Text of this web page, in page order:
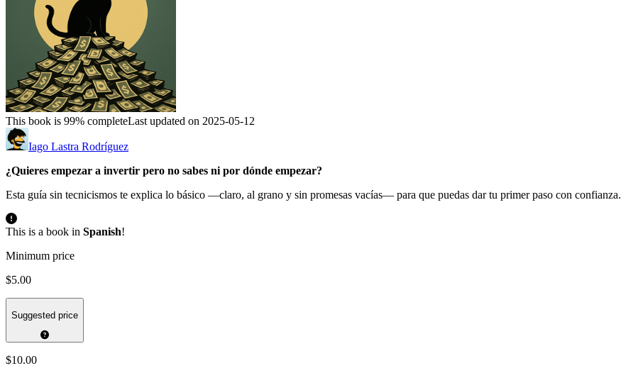
This book is 99% completeLast updated on 2025-05-12
Iago Lastra Rodríguez
¿Quieres empezar a invertir pero no sabes ni por dónde empezar?
Esta guía sin tecnicismos te explica lo básico —claro, al grano y sin promesas vacías— para que puedas dar tu primer paso con confianza.
This is a book in Spanish!
Minimum price
$5.00
Suggested price
$10.00